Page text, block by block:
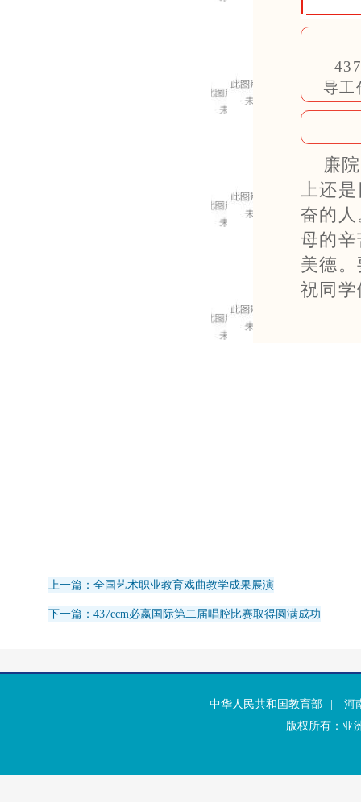
导工
廉
上还
奋的
母的
美德
祝同
上一篇：全国艺术职业教育戏曲教学成果展演
下一篇：437ccm必嬴国际第二届唱腔比赛取得圆满成功
中华人民共和国教育部
河
版权所有：亚